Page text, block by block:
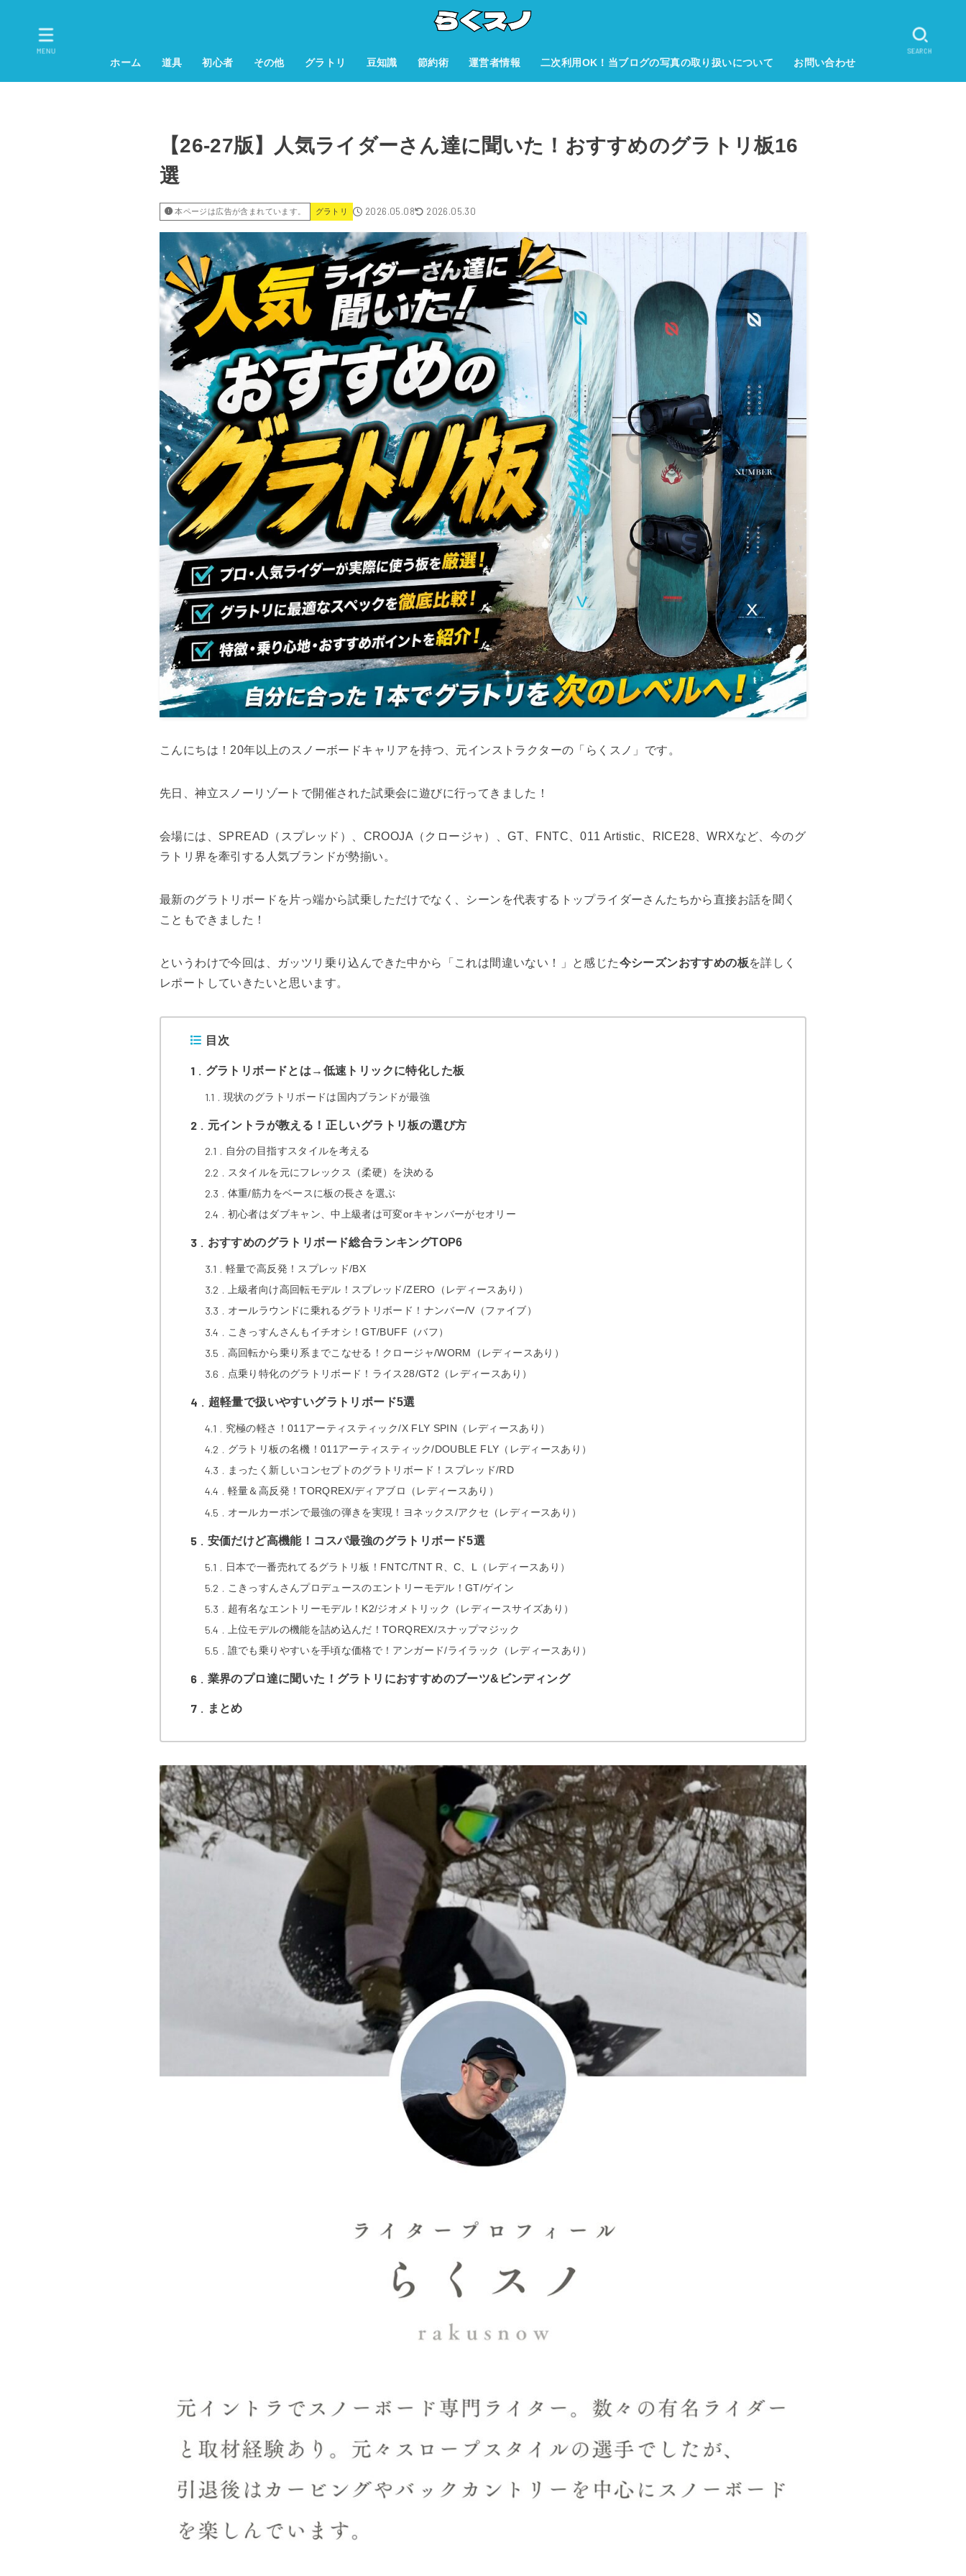
ホーム 道具 初心者 その他 グラトリ 豆知識 節約術 運営者情報 二次利用OK！当ブログの写真の取り扱いについて お問い合わせ
SEARCH
MENU
【26-27版】人気ライダーさん達に聞いた！おすすめのグラトリ板16
選
本ページは広告が含まれています。 グラトリ 2026.05.08 2026.05.30
こんにちは！20年以上のスノーボードキャリアを持つ、元インストラクターの「らくスノ」です。
先日、神立スノーリゾートで開催された試乗会に遊びに行ってきました！
会場には、SPREAD（スプレッド）、CROOJA（クロージャ）、GT、FNTC、011 Artistic、RICE28、WRXなど、今のグ
ラトリ界を牽引する人気ブランドが勢揃い。
最新のグラトリボードを片っ端から試乗しただけでなく、シーンを代表するトップライダーさんたちから直接お話を聞く
こともできました！
というわけで今回は、ガッツリ乗り込んできた中から「これは間違いない！」と感じた今シーズンおすすめの板を詳しく
レポートしていきたいと思います。
目次
1 グラトリボードとは→低速トリックに特化した板
1.1 現状のグラトリボードは国内ブランドが最強
2 元イントラが教える！正しいグラトリ板の選び方
2.1 自分の目指すスタイルを考える
2.2 スタイルを元にフレックス（柔硬）を決める
2.3 体重/筋力をベースに板の長さを選ぶ
2.4 初心者はダブキャン、中上級者は可変orキャンバーがセオリー
3 おすすめのグラトリボード総合ランキングTOP6
3.1 軽量で高反発！スプレッド/BX
3.2 上級者向け高回転モデル！スプレッド/ZERO（レディースあり）
3.3 オールラウンドに乗れるグラトリボード！ナンバー/V（ファイブ）
3.4 こきっすんさんもイチオシ！GT/BUFF（バフ）
3.5 高回転から乗り系までこなせる！クロージャ/WORM（レディースあり）
3.6 点乗り特化のグラトリボード！ライス28/GT2（レディースあり）
4 超軽量で扱いやすいグラトリボード5選
4.1 究極の軽さ！011アーティスティック/X FLY SPIN（レディースあり）
4.2 グラトリ板の名機！011アーティスティック/DOUBLE FLY（レディースあり）
4.3 まったく新しいコンセプトのグラトリボード！スプレッド/RD
4.4 軽量＆高反発！TORQREX/ディアブロ（レディースあり）
4.5 オールカーボンで最強の弾きを実現！ヨネックス/アクセ（レディースあり）
5 安価だけど高機能！コスパ最強のグラトリボード5選
5.1 日本で一番売れてるグラトリ板！FNTC/TNT R、C、L（レディースあり）
5.2 こきっすんさんプロデュースのエントリーモデル！GT/ゲイン
5.3 超有名なエントリーモデル！K2/ジオメトリック（レディースサイズあり）
5.4 上位モデルの機能を詰め込んだ！TORQREX/スナップマジック
5.5 誰でも乗りやすいを手頃な価格で！アンガード/ライラック（レディースあり）
6 業界のプロ達に聞いた！グラトリにおすすめのブーツ&ビンディング
7 まとめ